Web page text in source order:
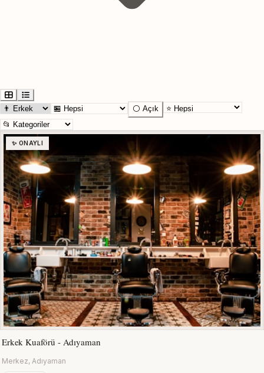
⚪ Açık
✨ ONAYLI
Erkek Kuaförü - Adıyaman
Merkez, Adıyaman